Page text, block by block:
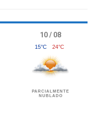
10 / 08
15°C 24°C
PARCIALMENTE
NUBLADO